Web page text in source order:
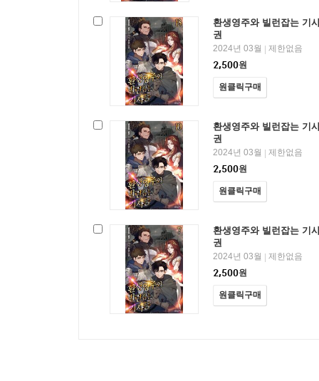
환생영주와 빌런잡는 기
권
2024년 03월
제한없음
2,500원
원클릭구매
환생영주와 빌런잡는 기
권
2024년 03월
제한없음
2,500원
원클릭구매
환생영주와 빌런잡는 기
권
2024년 03월
제한없음
2,500원
원클릭구매